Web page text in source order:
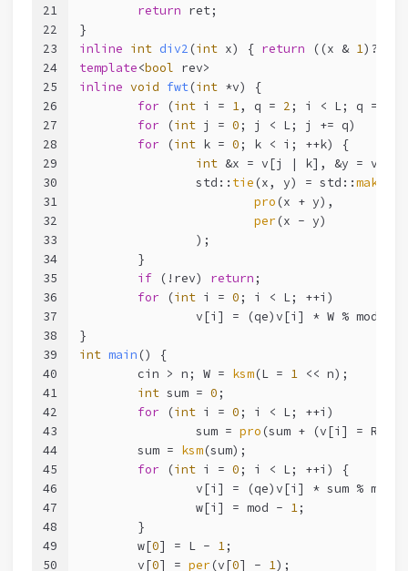
21
22
23
24
25
26
27
28
29
30
31
32
33
34
35
36
37
38
39
40
41
42
43
44
45
46
47
48
49
50
return ret;
}
inline int div2 (int x) { return ((x & 1)? x
template<bool rev>
inline void fwt(int *v)
{
for (int i = 1, q = 2 ; i < L; q = (i
for (int j = 0 ; j < L; j += q)
for (int k = 0 ; k < i; ++k) {
int &x = v[j | k], &y = v[i
		std::
tie (x, y) = std::
pro (x + y),
per (x - y)
		);
	}
if (!rev) return ;
for (int i = 0 ; i < L; ++i)
		v[i] = (qe)v[i] * W % mod;
}
int main ()
{
	cin > n; W =
ksm(L = 1 << n);
int sum = 0 ;
for (int i = 0 ; i < L; ++i)
		sum =
pro (sum + (v[i] = R));
	sum =
ksm(sum);
for (int i = 0 ; i < L; ++i) {
		v[i] = (qe)v[i] * sum % mod;
		w[i] = mod -
1;
	}
	w[
0] = L - 1;
	v[
0] = per (v[0] - 1);